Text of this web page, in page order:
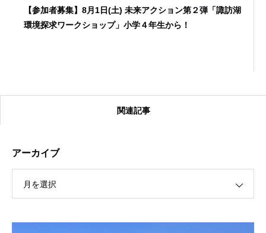
【参加者募集】8月1日(土) 未来アクション第２弾「諏訪湖
環境探求ワークショップ」小学４年生から！
【受付終了】2026大会同日開催！カヤックに乗って諏訪
関連記事
アーカイブ
月を選択